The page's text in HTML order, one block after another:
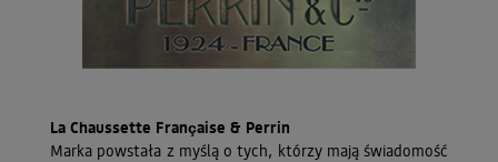
La Chaussette Française & Perrin
Marka powstała z myślą o tych, którzy mają świadomość